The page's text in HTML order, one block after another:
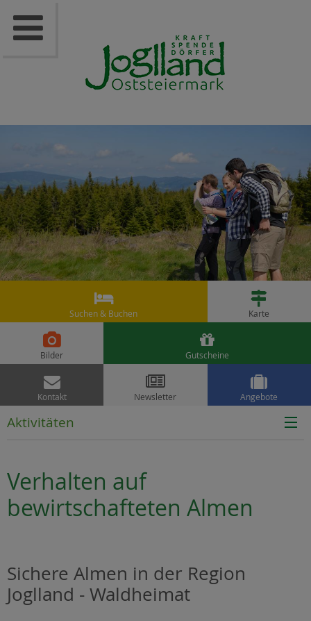

Suchen & Buchen

Karte

Bilder

Gutscheine

Kontakt

Newsletter

Angebote
Aktivitäten
Verhalten auf
bewirtschafteten Almen
Sichere Almen in der Region
Joglland - Waldheimat
